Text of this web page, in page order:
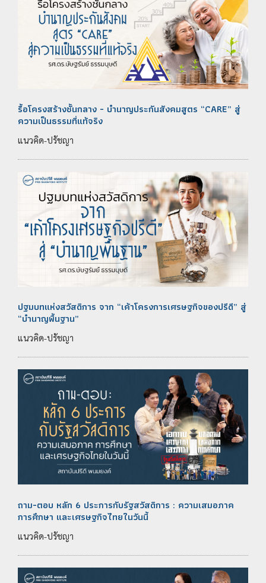
รื้อโครงสร้างชั้นกลาง - บำนาญประกันสังคมสูตร “CARE” สู่
ความเป็นธรรมที่แท้จริง
แนวคิด-ปรัชญา
ปฐมบทแห่งสวัสดิการ จาก “เค้าโครงการเศรษฐกิจของปรีดี” สู่
“บำนาญพื้นฐาน”
แนวคิด-ปรัชญา
ถาม-ตอบ หลัก 6 ประการกับรัฐสวัสดิการ : ความเสมอภาค
การศึกษา และเศรษฐกิจไทยในวันนี้
แนวคิด-ปรัชญา